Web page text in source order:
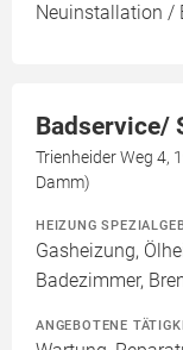
Neuinstallation /
Badservice/
Trienheider Weg 4,
Damm)
HEIZUNG
Gasheizung,
Badezimmer,
ANGEBOTENE